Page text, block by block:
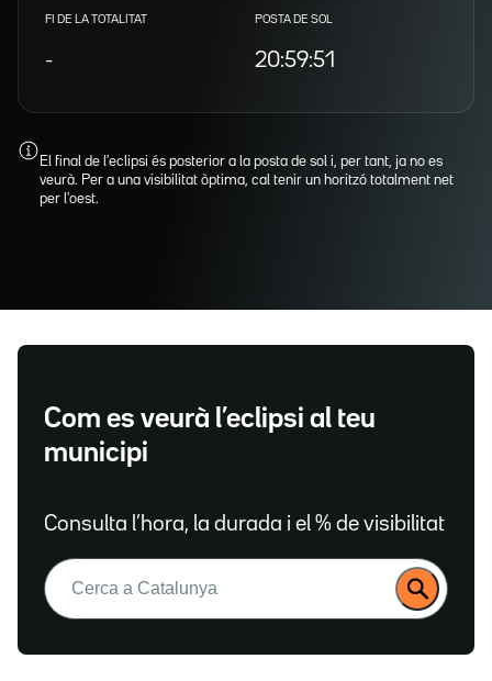
FI DE LA TOTALITAT
-
POSTA DE SOL
20:59:51
El final de l'eclipsi és posterior a la posta de sol i, per tant, ja no es
veurà. Per a una visibilitat òptima, cal tenir un horitzó totalment net
per l'oest.
Com es veurà l’eclipsi al teu
municipi
Consulta l’hora, la durada i el % de visibilitat
Buscar: